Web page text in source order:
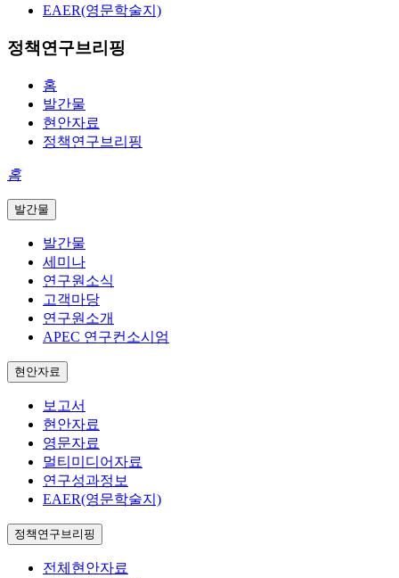
EAER(영문학술지)
정책연구브리핑
홈
발간물
현안자료
정책연구브리핑
홈
발간물
발간물
세미나
연구원소식
고객마당
연구원소개
APEC 연구컨소시엄
현안자료
보고서
현안자료
영문자료
멀티미디어자료
연구성과정보
EAER(영문학술지)
정책연구브리핑
전체현안자료